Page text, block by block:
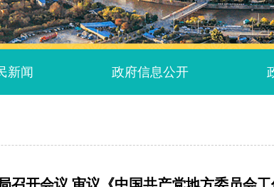
新闻 政府信息公开